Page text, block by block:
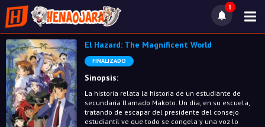
1
El Hazard: The Magnificent World
FINALIZADO
Sinopsis:
La historia relata la historia de un estudiante de
secundaria llamado Makoto. Un día, en su escuela,
tratando de escapar del presidente del consejo
estudiantil ve que todo se congela y una voz lo